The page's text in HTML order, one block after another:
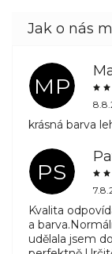
MP
krásná barva
PS
Kvalita
a
udělala jsem